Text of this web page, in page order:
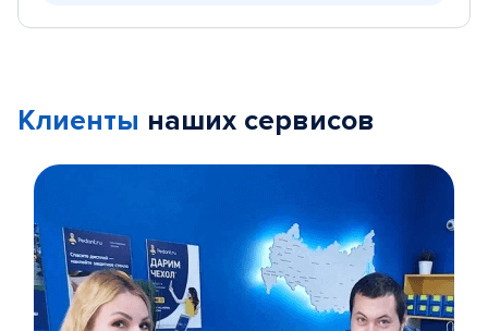
Клиенты наших сервисов